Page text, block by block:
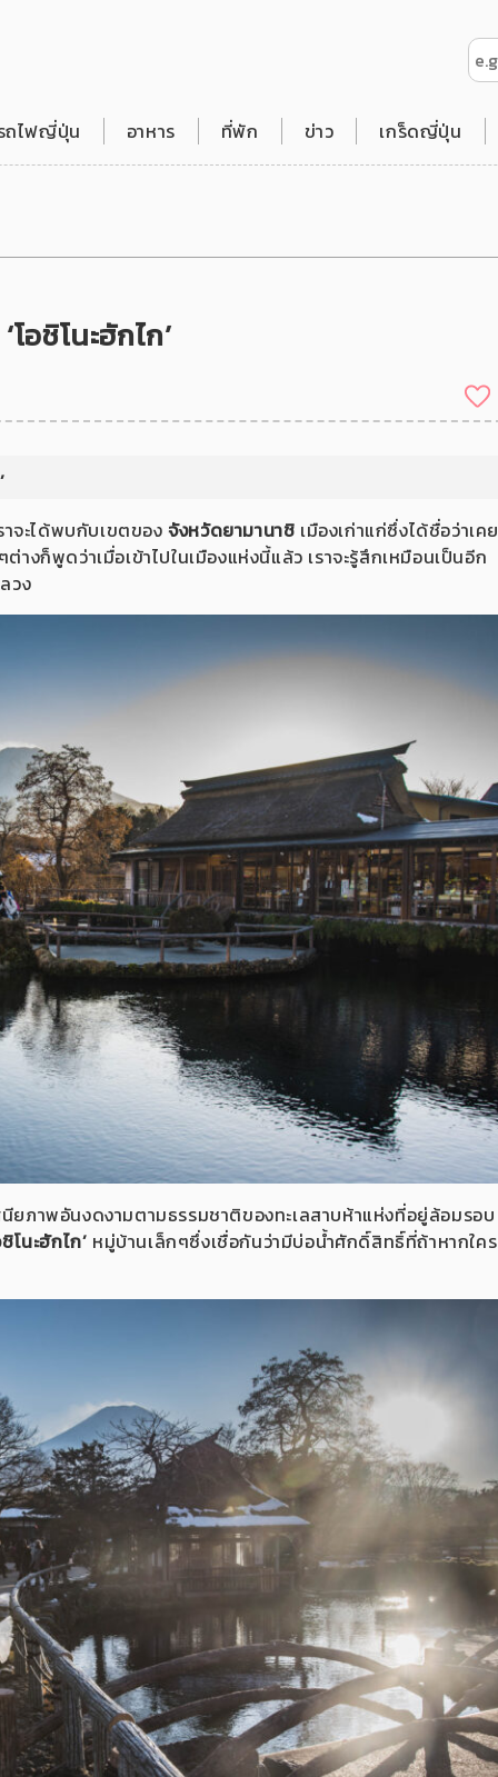
ถไฟญี่ปุ่น อาหาร ที่พัก ข่าว เกร็ดญี่ปุ่น
อชิโนะฮักไก’
าจะได้พบกับเขตของจังหวัดยามานาชิ เมืองเก่าแก่ซึ่งได้ชื่อว่าเคย
งก็พูดว่าเมื่อเข้าไปในเมืองแห่งนี้แล้ว เราจะรู้สึกเหมือนเป็นอีก
วง
ภาพอันงดงามตามธรรมชาติของทะเลสาบห้าแห่งที่อยู่ล้อมรอบ
ชิโนะฮักไก’ หมู่บ้านเล็กๆซึ่งเชื่อกันว่ามีบ่อน้ำศักดิ์สิทธิ์ที่ถ้าหากใคร